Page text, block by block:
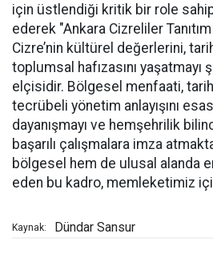
için üstlendiği kritik bir role
ederek "Ankara Cizreliler
Cizre’nin kültürel değerlerini,
toplumsal hafızasını
elçisidir. Bölgesel menfaati,
tecrübeli yönetim anlayışını
dayanışmayı ve hemşehrilik
başarılı çalışmalara imza
bölgesel hem de ulusal alanda
eden bu kadro, memleketimiz
Kaynak: Dündar Sansur